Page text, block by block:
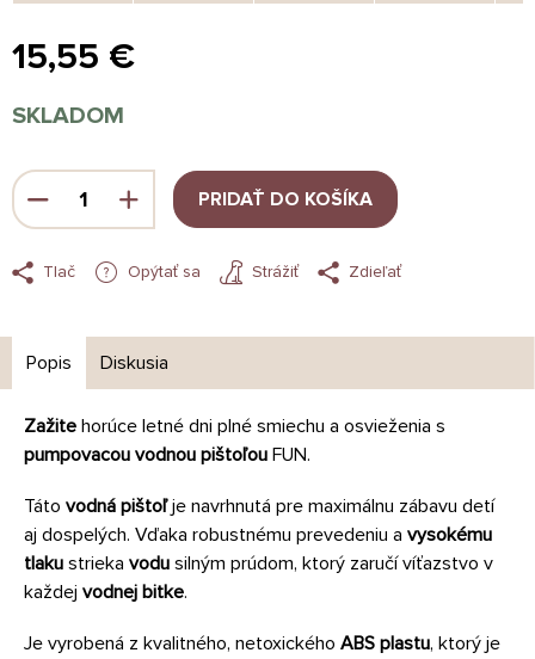
15,55 €
cena:
SKLADOM
PRIDAŤ DO KOŠÍKA
Tlač Opýtať sa Strážiť Zdieľať
Popis Diskusia
Zažite horúce letné dni plné smiechu a osvieženia s
pumpovacou vodnou pištoľou FUN.
Táto vodná pištoľje navrhnutá pre maximálnu zábavu detí
aj dospelých. Vďaka robustnému prevedeniu a vysokému
tlaku strieka vodu silným prúdom, ktorý zaručí víťazstvo v
každej vodnej bitke.
Je vyrobená z kvalitného, netoxického ABS plastu, ktorý je